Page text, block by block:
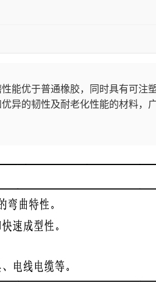
能优于普通橡胶，同时具有可注
异的韧性及耐老化性能的材料，